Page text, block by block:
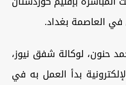
في العاصمة بغداد.
حنون، لوكالة شفق نيوز،
بدأ العمل به في